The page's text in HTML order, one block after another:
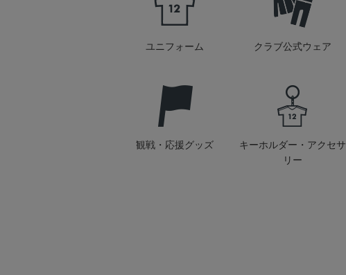
ユニフォーム クラブ公式ウェア
観戦・応援グッズ
キーホルダー・アクセサ
リー